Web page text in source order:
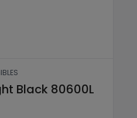
Black 80600L